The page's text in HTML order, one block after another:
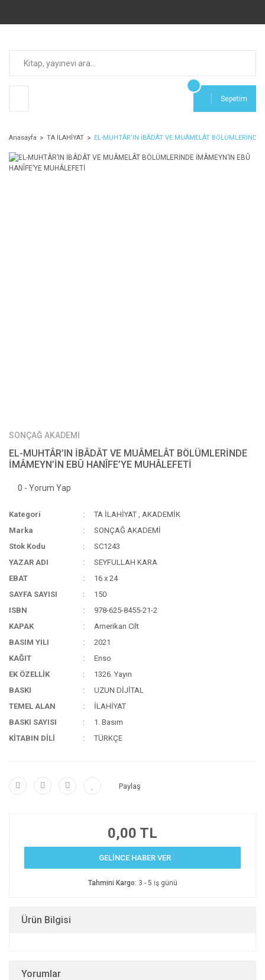
Sepetim
Anasayfa TA İLAHİYAT EL-MUHTÂR’IN İBÂDÂT VE MUÂMELÂT BÖLÜMLERİNDE
SONÇAĞ AKADEMİ
EL-MUHTÂR’IN İBÂDÂT VE MUÂMELÂT BÖLÜMLERİNDE
İMÂMEYN’İN EBÛ HANÎFE’YE MUHÂLEFETİ
0 - Yorum Yap
Kategori TA İLAHİYAT ,AKADEMİK
Marka
SONÇAĞ AKADEMİ
Stok Kodu
SC1243
YAZAR ADI
SEYFULLAH KARA
EBAT
16 x 24
SAYFA SAYISI
150
ISBN
978-625-8455-21-2
KAPAK
Amerikan Cilt
BASIM YILI
2021
KAĞIT
Enso
EK ÖZELLİK
1326. Yayın
BASKI
UZUN DİJİTAL
TEMEL ALAN
İLAHİYAT
BASKI SAYISI
1. Basım
KİTABIN DİLİ
TÜRKÇE
Paylaş
0,00 TL
GELİNCE HABER VER
Tahmini Kargo: 3 - 5 iş günü
Ürün Bilgisi
Yorumlar